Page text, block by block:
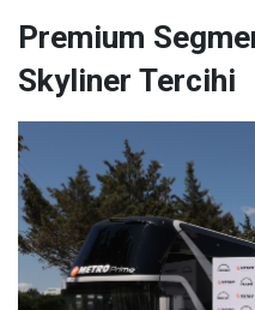
Premium
Skyliner Tercihi